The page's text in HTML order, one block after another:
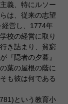
義、特にルソー
は、従来の志望
営し、1774年
校の経営に取り
き詰まり、貧窮
『隠者の夕暮』
葉の屋根の蔭に
も彼は何である
という教育小